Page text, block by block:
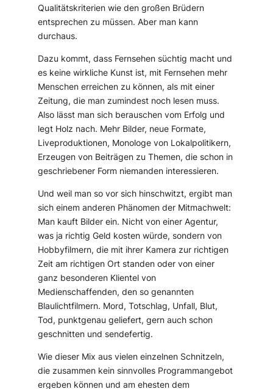
Qualitätskriterien wie den großen Brüdern
entsprechen zu müssen. Aber man kann
durchaus.
Dazu kommt, dass Fernsehen süchtig macht und
es keine wirkliche Kunst ist, mit Fernsehen mehr
Menschen erreichen zu können, als mit einer
Zeitung, die man zumindest noch lesen muss.
Also lässt man sich berauschen vom Erfolg und
legt Holz nach. Mehr Bilder, neue Formate,
Liveproduktionen, Monologe von Lokalpolitikern,
Erzeugen von Beiträgen zu Themen, die schon in
geschriebener Form niemanden interessieren.
Und weil man so vor sich hinschwitzt, ergibt man
sich einem anderen Phänomen der Mitmachwelt:
Man kauft Bilder ein. Nicht von einer Agentur,
was ja richtig Geld kosten würde, sondern von
Hobbyfilmern, die mit ihrer Kamera zur richtigen
Zeit am richtigen Ort standen oder von einer
ganz besonderen Klientel von
Medienschaffenden, den so genannten
Blaulichtfilmern. Mord, Totschlag, Unfall, Blut,
Tod, punktgenau geliefert, gern auch schon
geschnitten und sendefertig.
Wie dieser Mix aus vielen einzelnen Schnitzeln,
die zusammen kein sinnvolles Programmangebot
ergeben können und am ehesten dem